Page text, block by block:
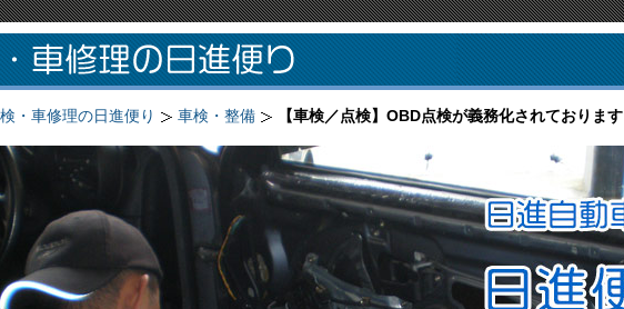
・車修理の日進便り 車検・整備 【車検／点検】OBD点検が義務化されております